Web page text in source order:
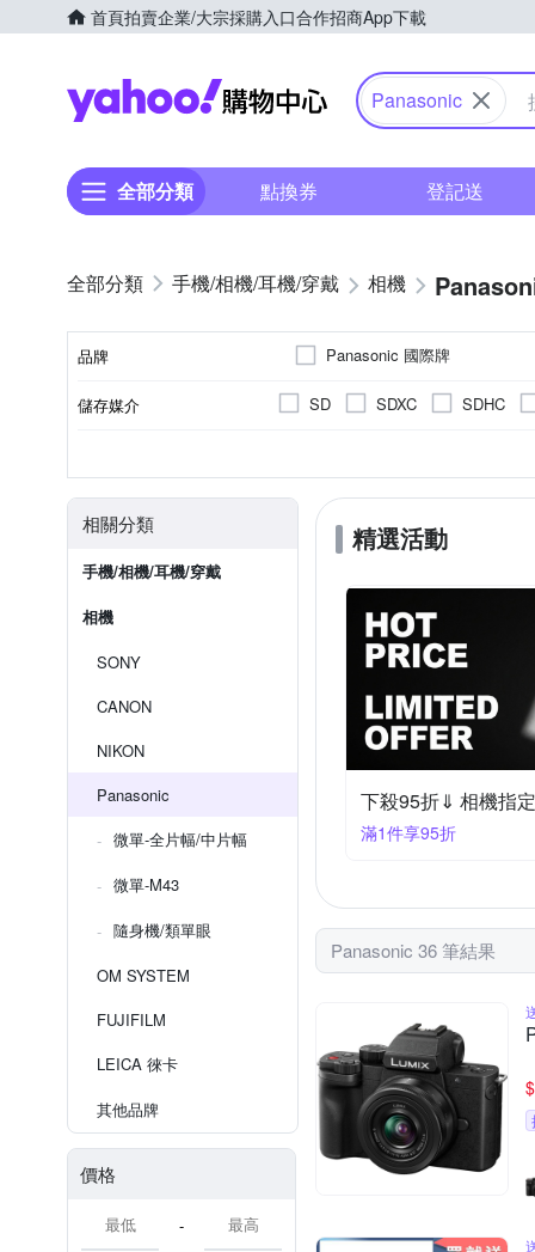
首頁拍賣企業/大宗採購入口合作招商App下載
Yahoo購物中心
Panasonic
全部分類 點換券 登記送
手機/相機/耳機/穿戴 相機
品牌 Panasonic 國際牌
儲存媒介 SD SDXC SDHC
相關分類
手機/相機/耳機/穿戴
相機
SONY
CANON
NIKON
Panasonic
微單-全片幅/中片幅
微單-M43
隨身機/類單眼
OM SYSTEM
FUJIFILM
LEICA 徠卡
其他品牌
價格
-
精選活動
下殺95折⇓ 相機指
滿1件享95折
Panasonic 36 筆結果
$